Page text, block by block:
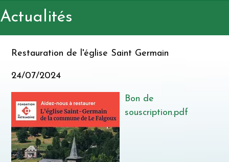
Actualités
Restauration de l'église Saint Germain
24/07/2024
Bon de
souscription.pdf